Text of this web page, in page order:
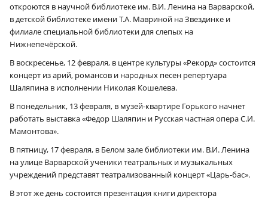
откроются в научной библиотеке им. В.И. Ленина на Варварской,
в детской библиотеке имени Т.А. Мавриной на Звездинке и
филиале специальной библиотеки для слепых на
Нижнепечёрской.
В воскресенье, 12 февраля, в центре культуры «Рекорд» состоится
концерт из арий, романсов и народных песен репертуара
Шаляпина в исполнении Николая Кошелева.
В понедельник, 13 февраля, в музей-квартире Горького начнет
работать выставка «Федор Шаляпин и Русская частная опера С.И.
Мамонтова».
В пятницу, 17 февраля, в Белом зале библиотеки им. В.И. Ленина
на улице Варварской ученики театральных и музыкальных
учреждений представят театрализованный концерт «Царь-бас».
В этот же день состоится презентация книги директора